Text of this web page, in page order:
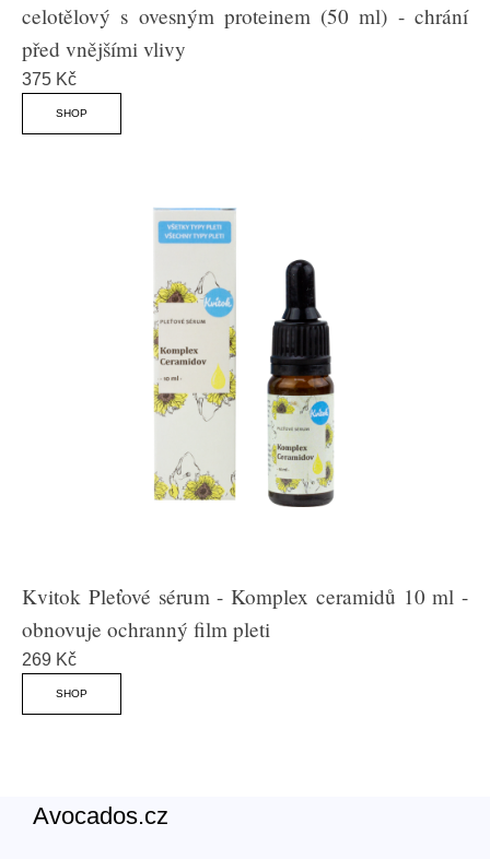
celotělový s ovesným proteinem (50 ml) - chrání
před vnějšími vlivy
375 Kč
SHOP
Kvitok Pleťové sérum - Komplex ceramidů 10 ml -
obnovuje ochranný film pleti
269 Kč
SHOP
Avocados.cz